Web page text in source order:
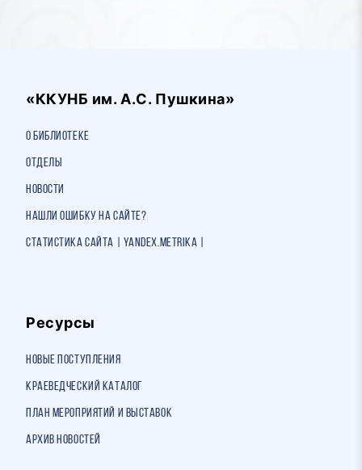
«ККУНБ им. А.С. Пушкина»
О библиотеке
Отделы
Новости
Нашли ошибку на сайте?
Статистика сайта | Yandex.Metrika |
Ресурсы
Новые поступления
Краеведческий каталог
План мероприятий и выставок
Архив новостей